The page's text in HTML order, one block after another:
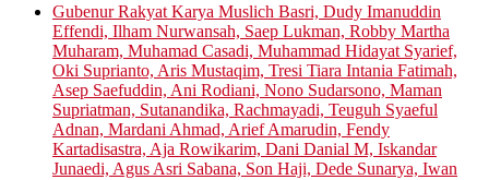
Gubenur Rakyat Karya Muslich Basri, Dudy Imanuddin
Effendi, Ilham Nurwansah, Saep Lukman, Robby Martha
Muharam, Muhamad Casadi, Muhammad Hidayat Syarief,
Oki Suprianto, Aris Mustaqim, Tresi Tiara Intania Fatimah,
Asep Saefuddin, Ani Rodiani, Nono Sudarsono, Maman
Supriatman, Sutanandika, Rachmayadi, Teuguh Syaeful
Adnan, Mardani Ahmad, Arief Amarudin, Fendy
Kartadisastra, Aja Rowikarim, Dani Danial M, Iskandar
Junaedi, Agus Asri Sabana, Son Haji, Dede Sunarya, Iwan